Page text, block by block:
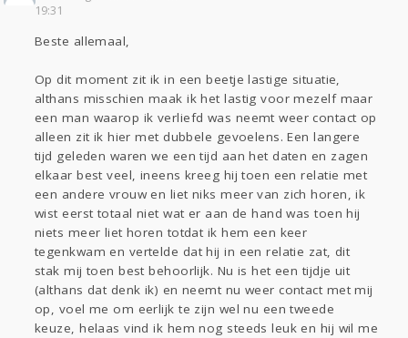
Sport
19:31
Beste allemaal,
Op dit moment zit ik in een beetje lastige situatie,
althans misschien maak ik het lastig voor mezelf maar
een man waarop ik verliefd was neemt weer contact op
alleen zit ik hier met dubbele gevoelens. Een langere
tijd geleden waren we een tijd aan het daten en zagen
elkaar best veel, ineens kreeg hij toen een relatie met
een andere vrouw en liet niks meer van zich horen, ik
wist eerst totaal niet wat er aan de hand was toen hij
niets meer liet horen totdat ik hem een keer
tegenkwam en vertelde dat hij in een relatie zat, dit
stak mij toen best behoorlijk. Nu is het een tijdje uit
(althans dat denk ik) en neemt nu weer contact met mij
op, voel me om eerlijk te zijn wel nu een tweede
keuze, helaas vind ik hem nog steeds leuk en hij wil me